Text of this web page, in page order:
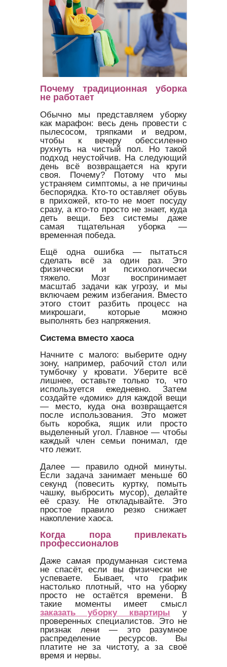
Почему традиционная уборка
не работает
Обычно мы представляем уборку
как марафон: весь день провести с
пылесосом, тряпками и ведром,
чтобы к вечеру обессиленно
рухнуть на чистый пол. Но такой
подход неустойчив. На следующий
день всё возвращается на круги
своя. Почему? Потому что мы
устраняем симптомы, а не причины
беспорядка. Кто-то оставляет обувь
в прихожей, кто-то не моет посуду
сразу, а кто-то просто не знает, куда
деть вещи. Без системы даже
самая тщательная уборка —
временная победа.
Ещё одна ошибка — пытаться
сделать всё за один раз. Это
физически и психологически
тяжело. Мозг воспринимает
масштаб задачи как угрозу, и мы
включаем режим избегания. Вместо
этого стоит разбить процесс на
микрошаги, которые можно
выполнять без напряжения.
Система вместо хаоса
Начните с малого: выберите одну
зону, например, рабочий стол или
тумбочку у кровати. Уберите всё
лишнее, оставьте только то, что
используется ежедневно. Затем
создайте «домик» для каждой вещи
— место, куда она возвращается
после использования. Это может
быть коробка, ящик или просто
выделенный угол. Главное — чтобы
каждый член семьи понимал, где
что лежит.
Далее — правило одной минуты.
Если задача занимает меньше 60
секунд (повесить куртку, помыть
чашку, выбросить мусор), делайте
её сразу. Не откладывайте. Это
простое правило резко снижает
накопление хаоса.
Когда пора привлекать
профессионалов
Даже самая продуманная система
не спасёт, если вы физически не
успеваете. Бывает, что график
настолько плотный, что на уборку
просто не остаётся времени. В
такие моменты имеет смысл
заказать уборку квартиры у
проверенных специалистов. Это не
признак лени — это разумное
распределение ресурсов. Вы
платите не за чистоту, а за своё
время и нервы.